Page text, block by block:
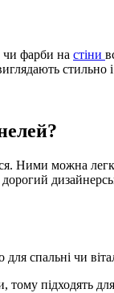
чи фарби на стіни
Ними можна
для спальні чи
тому підходять